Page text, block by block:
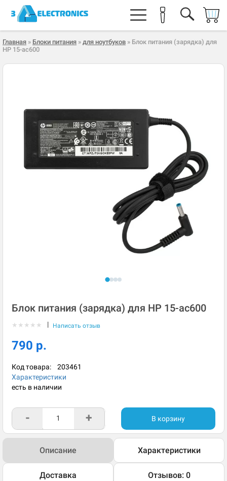
Главная » Блоки питания » для ноутбуков » Блок питания (зарядка) для
HP 15-ac600
Блок питания (зарядка) для HP 15-ac600
★ ★ ★ ★ ★ | Написать отзыв
790 р.
Код товара: 203461
Характеристики
есть в наличии
- + В корзину
Описание Характеристики
Доставка Отзывов: 0